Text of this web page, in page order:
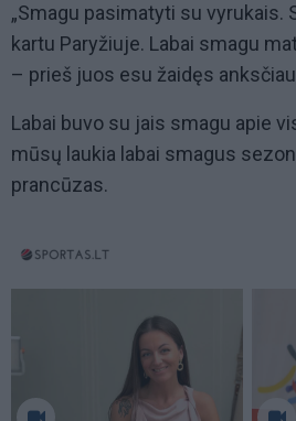
„Smagu pasimatyti su vyrukais.
kartu Paryžiuje. Labai smagu
– prieš juos esu žaidęs
Labai buvo su jais smagu apie
mūsų laukia labai smagus
prancūzas.